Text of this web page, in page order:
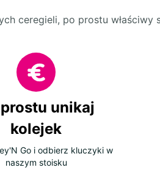
ceregieli, po prostu właściwy
unikaj
kolejek
Go i odbierz kluczyki w
naszym stoisku